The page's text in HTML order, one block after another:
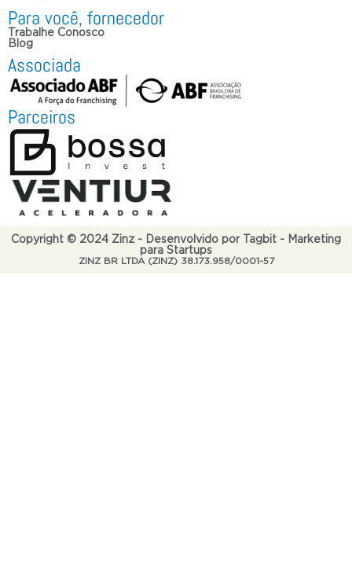
Para você, fornecedor
Trabalhe Conosco
Blog
Associada
Parceiros
Copyright © 2024 Zinz - Desenvolvido por Tagbit - Marketing
para Startups
ZINZ BR LTDA (ZINZ) 38.173.958/0001-57